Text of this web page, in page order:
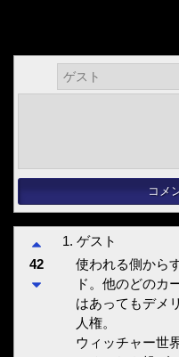
1.ゲスト
使われる側から
ド。他のどのカ
はあってもデメ
人権。
ウィッチャー世
42